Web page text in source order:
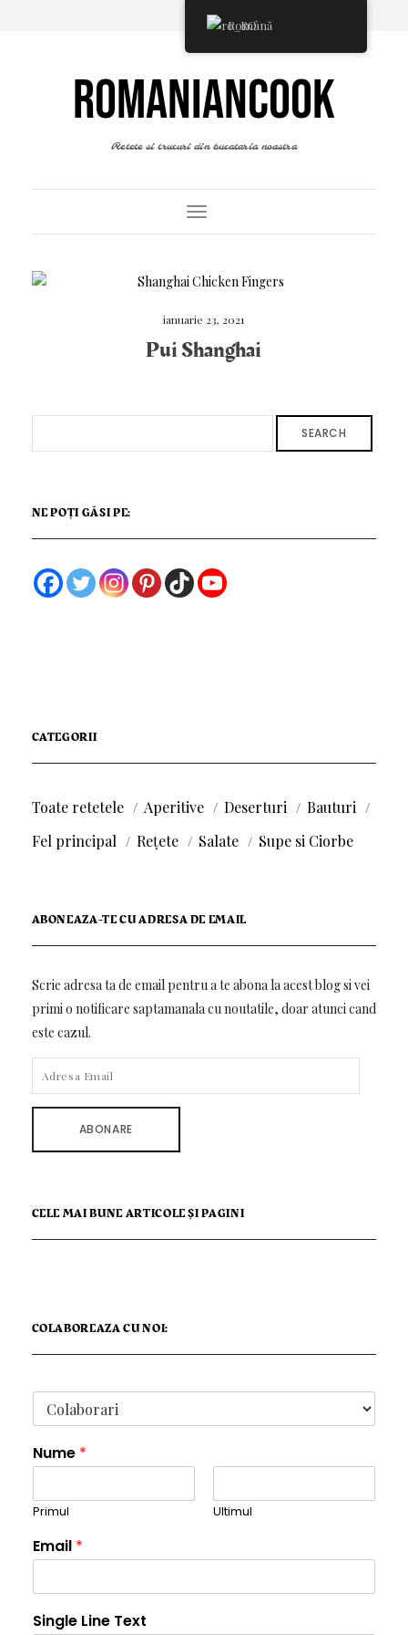
ROMANIANCOOK
Retete si trucuri din bucataria noastra
Toggle Navigation
ianuarie 23, 2021
Pui Shanghai
SEARCH
NE POȚI GĂSI PE:
CATEGORII
Toate retetele Aperitive Deserturi
Bauturi
Fel principal
Rețete Salate Supe si Ciorbe
ABONEAZA-TE CU ADRESA DE EMAIL
Scrie adresa ta de email pentru a te abona la acest blog si vei
primi o notificare saptamanala cu noutatile, doar atunci cand
este cazul.
EMAIL
ABONARE
CELE MAI BUNE ARTICOLE ȘI PAGINI
COLABOREAZA CU NOI:
Nume *
Primul Ultimul
Email *
Single Line Text
Română